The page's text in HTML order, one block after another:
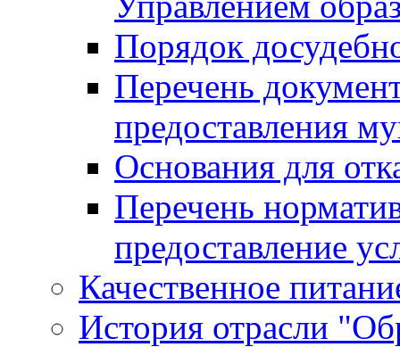
Порядок
Перечень
предоставления
Основания для
Перечень
предоставление
Качественное
История отрасли